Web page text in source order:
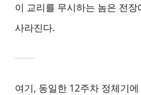
이 교리를 무시하는 놈은 전장
사라진다.
여기, 동일한 12주차 정체기